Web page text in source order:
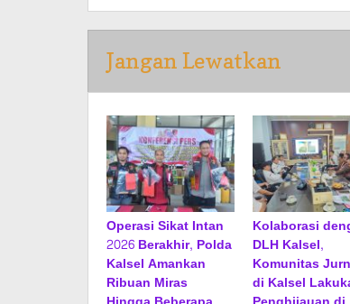
Jangan Lewatkan
Operasi Sikat Intan
2026 Berakhir, Polda
Kalsel Amankan
Ribuan Miras
Kolaborasi
DLH Kalsel,
Komunitas
di Kalsel